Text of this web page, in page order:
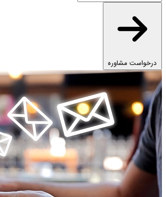
درخواست مشاوره